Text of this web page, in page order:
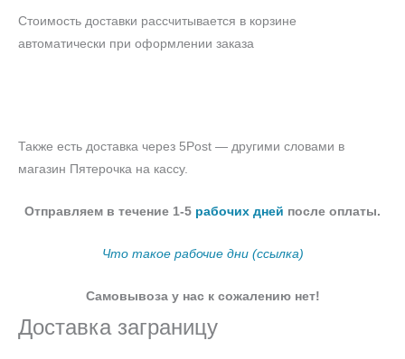
Стоимость доставки рассчитывается в корзине
автоматически при оформлении заказа
Также есть доставка через 5Post — другими словами в
магазин Пятерочка на кассу.
Отправляем в течение 1-5 рабочих дней после оплаты.
Что такое рабочие дни (ссылка)
Самовывоза у нас к сожалению нет!
Доставка заграницу